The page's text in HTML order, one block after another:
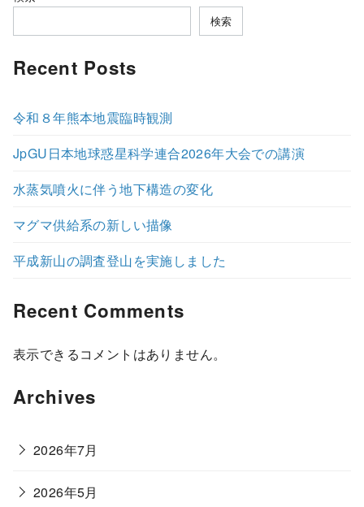
検索
Recent Posts
令和８年熊本地震臨時観測
JpGU日本地球惑星科学連合2026年大会での講演
水蒸気噴火に伴う地下構造の変化
マグマ供給系の新しい描像
平成新山の調査登山を実施しました
Recent Comments
表示できるコメントはありません。
Archives
2026年7月
2026年5月